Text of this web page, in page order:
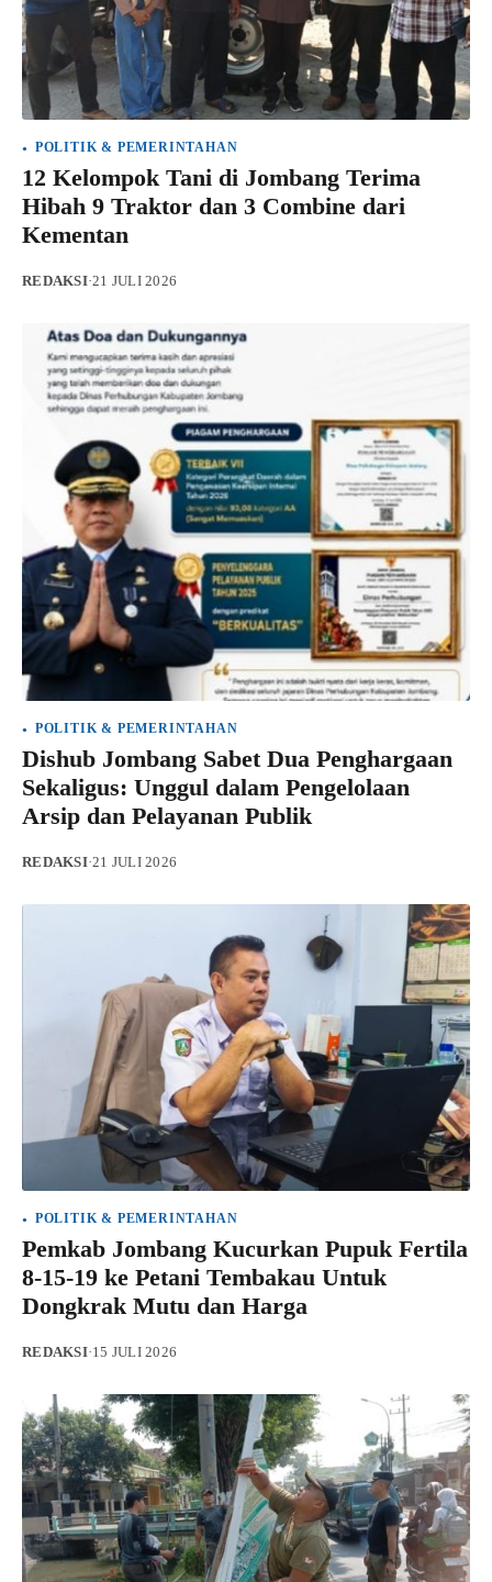
POLITIK & PEMERINTAHAN
12 Kelompok Tani di Jombang Terima
Hibah 9 Traktor dan 3 Combine dari
Kementan
REDAKSI·21 JULI 2026
POLITIK & PEMERINTAHAN
Dishub Jombang Sabet Dua Penghargaan
Sekaligus: Unggul dalam Pengelolaan
Arsip dan Pelayanan Publik
REDAKSI·21 JULI 2026
POLITIK & PEMERINTAHAN
Pemkab Jombang Kucurkan Pupuk Fertila
8-15-19 ke Petani Tembakau Untuk
Dongkrak Mutu dan Harga
REDAKSI·15 JULI 2026